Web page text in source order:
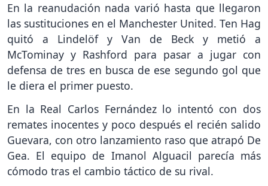
En la reanudación nada varió hasta que llegaron
las sustituciones en el Manchester United. Ten Hag
quitó a Lindelöf y Van de Beck y metió a
McTominay y Rashford para pasar a jugar con
defensa de tres en busca de ese segundo gol que
le diera el primer puesto.
En la Real Carlos Fernández lo intentó con dos
remates inocentes y poco después el recién salido
Guevara, con otro lanzamiento raso que atrapó De
Gea. El equipo de Imanol Alguacil parecía más
cómodo tras el cambio táctico de su rival.